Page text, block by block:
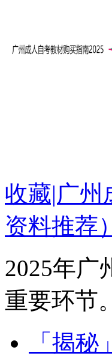
收藏|广州
资料推荐）
2025年广
重要环节
「揭